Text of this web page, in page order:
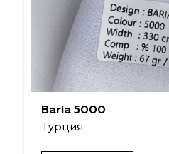
Baria 5000
Турция